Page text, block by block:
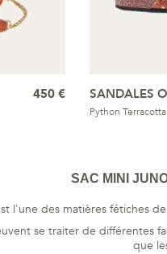
450 € SANDALES
Python Terracotta
SAC MINI
l'une des matières fétiches
se traiter de différentes
que